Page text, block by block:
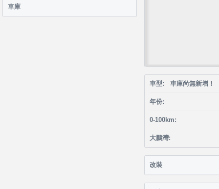
車庫
車型: 車庫尚無新增！
年份:
0-100km:
大鵬灣:
改裝